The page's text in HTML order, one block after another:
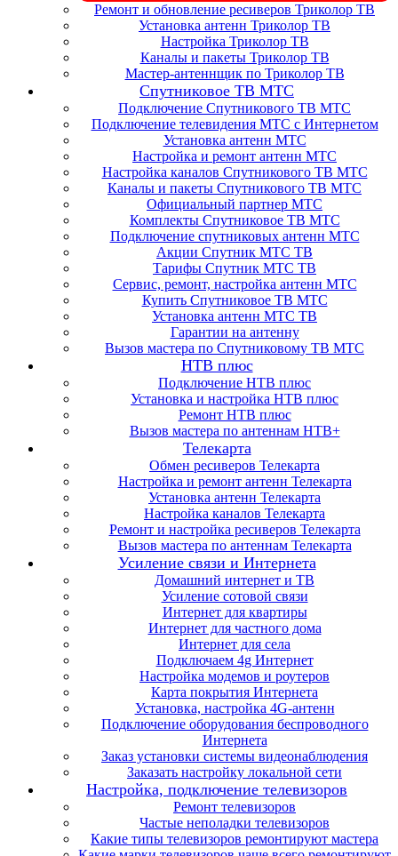
Ремонт и обновление ресиверов Триколор ТВ
Установка антенн Триколор ТВ
Настройка Триколор ТВ
Каналы и пакеты Триколор ТВ
Мастер-антеннщик по Триколор ТВ
Спутниковое ТВ МТС
Подключение Спутникового ТВ МТС
Подключение телевидения МТС с Интернетом
Установка антенн МТС
Настройка и ремонт антенн МТС
Настройка каналов Спутникового ТВ МТС
Каналы и пакеты Спутникового ТВ МТС
Официальный партнер МТС
Комплекты Спутниковое ТВ МТС
Подключение спутниковых антенн МТС
Акции Спутник МТС ТВ
Тарифы Спутник МТС ТВ
Сервис, ремонт, настройка антенн МТС
Купить Спутниковое ТВ МТС
Установка антенн МТС ТВ
Гарантии на антенну
Вызов мастера по Спутниковому ТВ МТС
НТВ плюс
Подключение НТВ плюс
Установка и настройка НТВ плюс
Ремонт НТВ плюс
Вызов мастера по антеннам НТВ+
Телекарта
Обмен ресиверов Телекарта
Настройка и ремонт антенн Телекарта
Установка антенн Телекарта
Настройка каналов Телекарта
Ремонт и настройка ресиверов Телекарта
Вызов мастера по антеннам Телекарта
Усиление связи и Интернета
Домашний интернет и ТВ
Усиление сотовой связи
Интернет для квартиры
Интернет для частного дома
Интернет для села
Подключаем 4g Интернет
Настройка модемов и роутеров
Карта покрытия Интернета
Установка, настройка 4G-антенн
Подключение оборудования беспроводного
Интернета
Заказ установки системы видеонаблюдения
Заказать настройку локальной сети
Настройка, подключение телевизоров
Ремонт телевизоров
Частые неполадки телевизоров
Какие типы телевизоров ремонтируют мастера